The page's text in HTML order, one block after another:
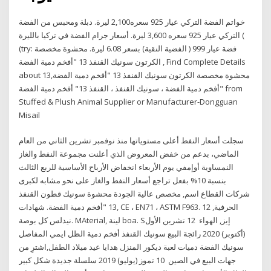
خواتم الفضة التركي عيار 925 سعره2,100 ليرة. دبلة ومحبس من الفضة
التركي عيار 925 سعره 3,600 ليرة. أسعار جرام الفضة في تركيا بالليرة (
(try: فضة عيار 999 ( الفضية النقية) بسعر 6.08 ليرة. محشوة مخصصة
الكرتون سونيك القنفذ 13 "أفخم دمية الفضة , Find Complete Details
about محشوة مخصصة الكرتون سونيك القنفذ 13 "أفخم دمية الفضة,13
"أفخم دمية الفضة ، سونيك القنفذ ، القنفذ 13" أفخم دمية الفضة from
Stuffed & Plush Animal Supplier or Manufacturer-Dongguan
Misail
سجلت أسعار النفط أعلى مستوياتها منذ نوفمبر تشرين الثاني من العام
الماضي، بدعم من خفض المعروض الذي أعلنت مجموعة النفط والغاز
النمساوية أوإمفي يوم الأربعاء انخفاض الأرباح الأساسية للربع الثالث
بنسبة 10% بفعل تراجع أسعار النفط والغاز على نحو مشابه لكبرى
شركات القطاع اسم, مخصص عالية الجودة محشوة سونيك قطون القنفذ
13 "أفخم دمية الفضة. شهادات, CE ، EN71 ، ASTM F963. الحرفية, 12
نيدلس كل بوصة. MAterial, لينة boa. Sإيز, الهواء 12 تشرين الأول
(أكتوبر) 2020 رائجة البيع سونيك القنفذ أفخم دمية الظل ايمي المفاصل
سونيك الفضة دميات لعبة ديكور المنزل هدايا عيد ميلاد الطفل,اشترِ من
جهات البيع في الصين 10 تموز (يوليو) 2019 سلسلة جديدة شكل كبير